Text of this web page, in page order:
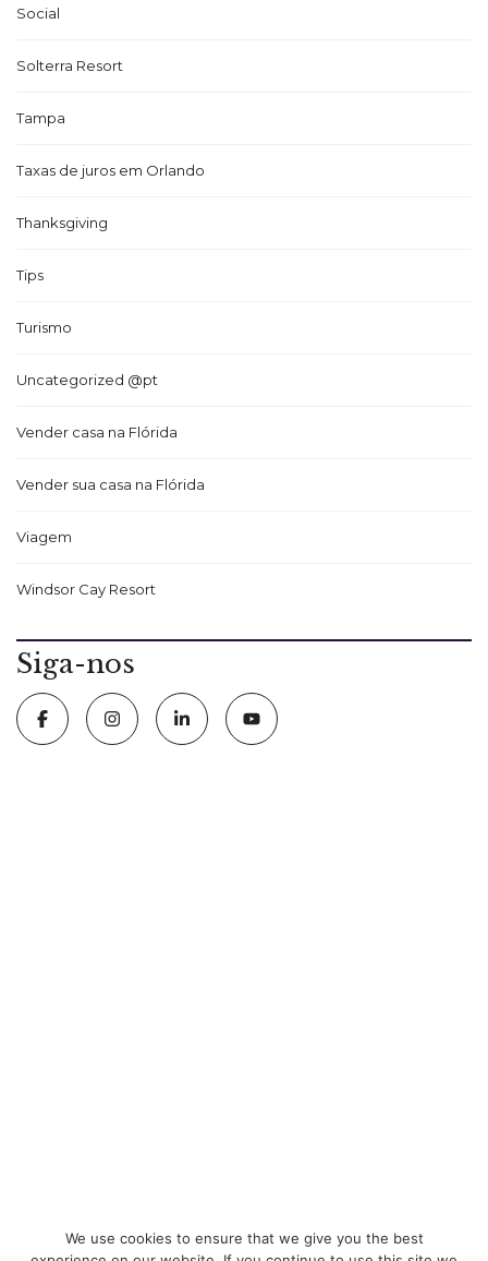
Social
Solterra Resort
Tampa
Taxas de juros em Orlando
Thanksgiving
Tips
Turismo
Uncategorized @pt
Vender casa na Flórida
Vender sua casa na Flórida
Viagem
Windsor Cay Resort
Siga-nos
We use cookies to ensure that we give you the best